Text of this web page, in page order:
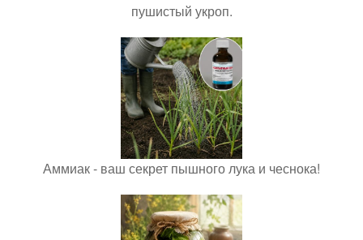
пушистый укроп.
Аммиак - ваш секрет пышного лука и чеснока!